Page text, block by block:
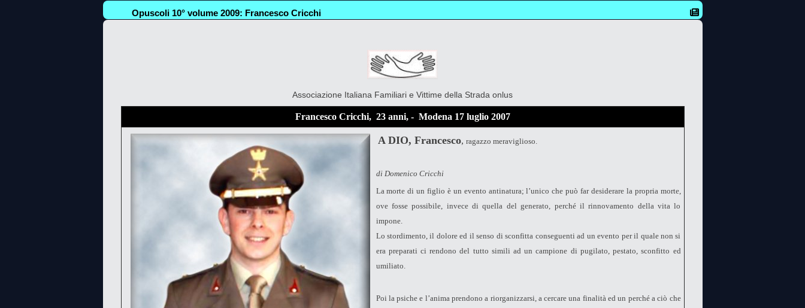
Opuscoli 10° volume 2009: Francesco Cricchi
Associazione Italiana Familiari e Vittime della Strada onlus
Francesco Cricchi, 23 anni, - Modena 17 luglio 2007
A DIO, Francesco, ragazzo meraviglioso.
di Domenico Cricchi
La morte di un figlio è un evento antinatura; l’unico che può far desiderare la propria morte,
ove fosse possibile, invece di quella del generato, perché il rinnovamento della vita lo
impone.
Lo stordimento, il dolore ed il senso di sconfitta conseguenti ad un evento per il quale non si
era preparati ci rendono del tutto simili ad un campione di pugilato, pestato, sconfitto ed
umiliato.
Poi la psiche e l’anima prendono a riorganizzarsi, a cercare una finalità ed un perché a ciò che